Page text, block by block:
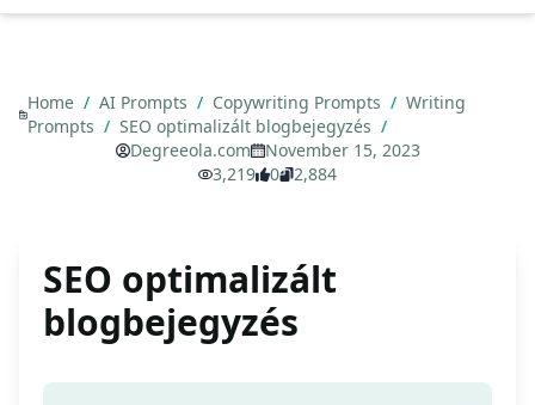
Home / AI Prompts / Copywriting Prompts / Writing
Prompts / SEO optimalizált blogbejegyzés /
Degreeola.com
November 15, 2023
3,219
0 2,884
SEO optimalizált
blogbejegyzés